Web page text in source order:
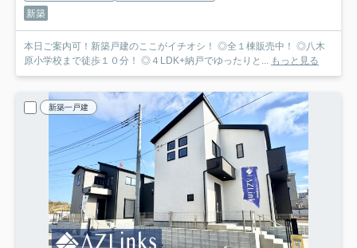
新築
本日ご案内可！新築戸建のここがイチオシ！ ◎全１棟販売中！ ◎八木
原小学校まで徒歩１０分！ ◎４LDK+納戸でゆったりと... もっと見る
新築一戸建